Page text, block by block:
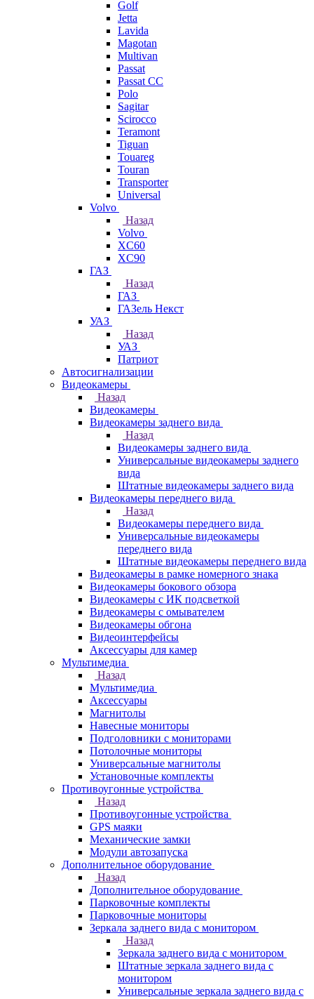
Golf
Jetta
Lavida
Magotan
Multivan
Passat
Passat CC
Polo
Sagitar
Scirocco
Teramont
Tiguan
Touareg
Touran
Transporter
Universal
Volvo
Назад
Volvo
XC60
XC90
ГАЗ
Назад
ГАЗ
ГАЗель Некст
УАЗ
Назад
УАЗ
Патриот
Автосигнализации
Видеокамеры
Назад
Видеокамеры
Видеокамеры заднего вида
Назад
Видеокамеры заднего вида
Универсальные видеокамеры заднего
вида
Штатные видеокамеры заднего вида
Видеокамеры переднего вида
Назад
Видеокамеры переднего вида
Универсальные видеокамеры
переднего вида
Штатные видеокамеры переднего вида
Видеокамеры в рамке номерного знака
Видеокамеры бокового обзора
Видеокамеры с ИК подсветкой
Видеокамеры с омывателем
Видеокамеры обгона
Видеоинтерфейсы
Аксессуары для камер
Мультимедиа
Назад
Мультимедиа
Аксессуары
Магнитолы
Навесные мониторы
Подголовники с мониторами
Потолочные мониторы
Универсальные магнитолы
Установочные комплекты
Противоугонные устройства
Назад
Противоугонные устройства
GPS маяки
Механические замки
Модули автозапуска
Дополнительное оборудование
Назад
Дополнительное оборудование
Парковочные комплекты
Парковочные мониторы
Зеркала заднего вида с монитором
Назад
Зеркала заднего вида с монитором
Штатные зеркала заднего вида с
монитором
Универсальные зеркала заднего вида с